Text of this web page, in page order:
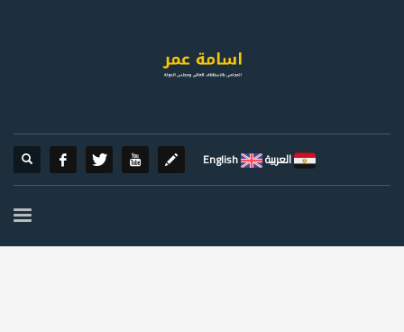
العربية English